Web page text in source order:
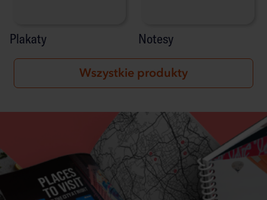
Plakaty Notesy
Wszystkie produkty